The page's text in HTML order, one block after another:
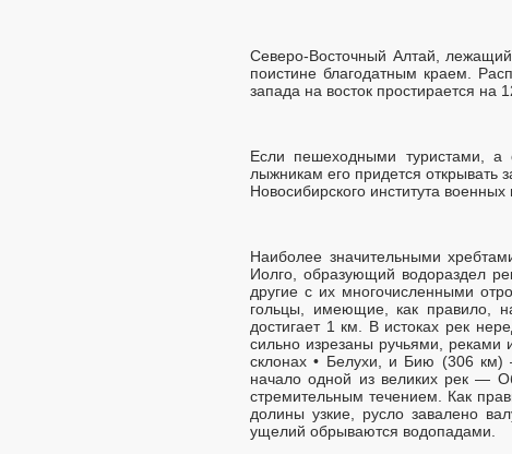
Северо-Восточный Алтай,
поистине благодатным краем.
запада на восток простирается на
Если пешеходными туристами, а
лыжникам его придется открывать
Новосибирского института
Наиболее значительными
Иолго, образующий водораздел
другие с их многочисленными
гольцы, имеющие, как правило,
достигает 1 км. В истоках рек
сильно изрезаны ручьями, реками
склонах • Белухи, и Бию (306 км)
начало одной из великих рек —
стремительным течением. Как
долины узкие, русло завалено
ущелий обрываются водопадами.